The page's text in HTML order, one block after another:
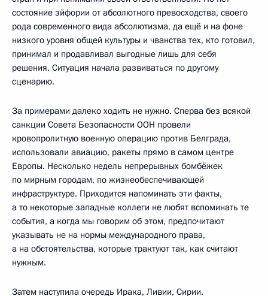
состояние эйфории от абсолютного превосходства, своего
рода современного вида абсолютизма, да ещё и на фоне
низкого уровня общей культуры и чванства тех, кто готовил,
принимал и продавливал выгодные лишь для себя
решения. Ситуация начала развиваться по другому
сценарию.
За примерами далеко ходить не нужно. Сперва без всякой
санкции Совета Безопасности ООН провели
кровопролитную военную операцию против Белграда,
использовали авиацию, ракеты прямо в самом центре
Европы. Несколько недель непрерывных бомбёжек
по мирным городам, по жизнеобеспечивающей
инфраструктуре. Приходится напоминать эти факты,
а то некоторые западные коллеги не любят вспоминать те
события, а когда мы говорим об этом, предпочитают
указывать не на нормы международного права,
а на обстоятельства, которые трактуют так, как считают
нужным.
Затем наступила очередь Ирака, Ливии, Сирии.